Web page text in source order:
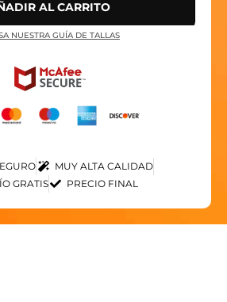
AL CARRITO
NUESTRA GUÍA DE TALLAS
MUY ALTA CALIDAD
GRATIS
PRECIO FINAL